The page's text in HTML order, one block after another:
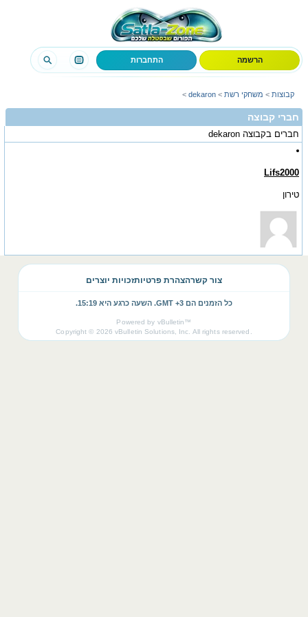
הרשמה התחברות
קבוצות > משחקי רשת >
dekaron
>
חברי קבוצה
חברים בקבוצה dekaron
Lifs2000
טירון
צור קשרהצהרת פרטיותזכויות יוצרים
כל הזמנים הם GMT +3. השעה כרגע היא 15:19
.
Powered by vBulletin™
Copyright © 2026 vBulletin Solutions, Inc. All rights reserved.